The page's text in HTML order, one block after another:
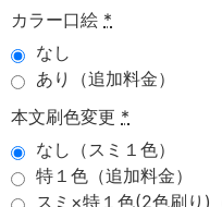
カラー口絵 *
なし
あり（追加料金）
本文刷色変更 *
なし（スミ１色）
特１色（追加料金）
スミ×特１色(2色刷り)